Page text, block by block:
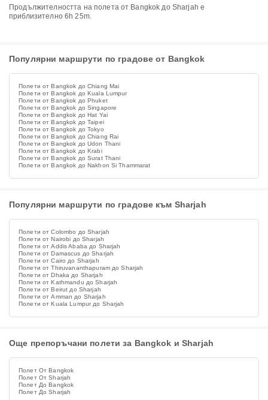
Продължителността на полета от Bangkok до Sharjah е
приблизително 6h 25m.
Популярни маршрути по градове от Bangkok
Полети от Bangkok до Chiang Mai
Полети от Bangkok до Kuala Lumpur
Полети от Bangkok до Phuket
Полети от Bangkok до Singapore
Полети от Bangkok до Hat Yai
Полети от Bangkok до Taipei
Полети от Bangkok до Tokyo
Полети от Bangkok до Chiang Rai
Полети от Bangkok до Udon Thani
Полети от Bangkok до Krabi
Полети от Bangkok до Surat Thani
Полети от Bangkok до Nakhon Si Thammarat
Популярни маршрути по градове към Sharjah
Полети от Colombo до Sharjah
Полети от Nairobi до Sharjah
Полети от Addis Ababa до Sharjah
Полети от Damascus до Sharjah
Полети от Cairo до Sharjah
Полети от Thiruvananthapuram до Sharjah
Полети от Dhaka до Sharjah
Полети от Kathmandu до Sharjah
Полети от Beirut до Sharjah
Полети от Amman до Sharjah
Полети от Kuala Lumpur до Sharjah
Още препоръчани полети за Bangkok и Sharjah
Полет От Bangkok
Полет От Sharjah
Полет До Bangkok
Полет До Sharjah